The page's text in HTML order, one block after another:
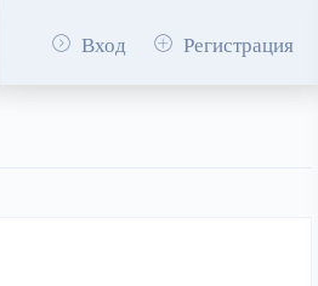
Вход Регистрация